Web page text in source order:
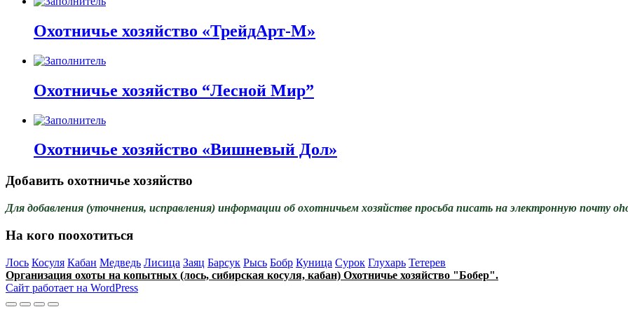
Охотничье хозяйство «ТрейдАрт-М»
Охотничье хозяйство “Лесной Мир”
Охотничье хозяйство «Вишневый Дол»
Добавить охотничье хозяйство
Для добавления (уточнения, исправления) информации об охотничьем хозяйстве просьба писать на электронную почту
На кого поохотиться
Лось Косуля Кабан Медведь Лисица Заяц Барсук Рысь Бобр Куница Сурок Глухарь Тетерев
Организация охоты на копытных (лось, сибирская косуля, кабан) Охотничье хозяйство "Бобер".
Сайт работает на WordPress